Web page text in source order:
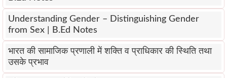
Understanding Gender – Distinguishing Gender
from Sex | B.Ed Notes
भारत की सामाजिक प्रणाली में शक्ति व प्राधिकार की स्थिति तथा
उसके प्रभाव